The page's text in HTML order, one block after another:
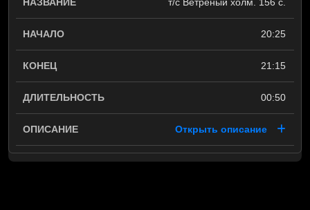
20:25
21:15
00:50
Открыть описание